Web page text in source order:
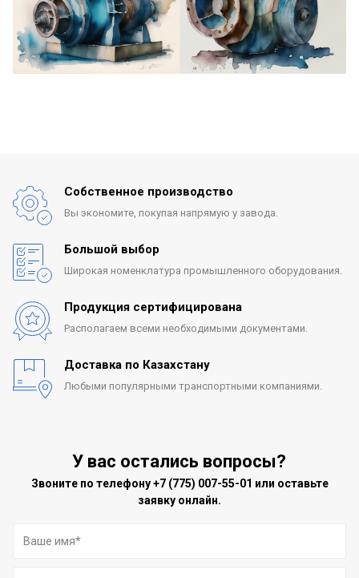
Собственное производство
Вы экономите, покупая напрямую у завода.
Большой выбор
Широкая номенклатура промышленного оборудования.
Продукция сертифицирована
Располагаем всеми необходимыми документами.
Доставка по Казахстану
Любыми популярными транспортными компаниями.
У вас остались вопросы?
Звоните по телефону+7 (775) 007-55-01 или оставьте
заявку онлайн.